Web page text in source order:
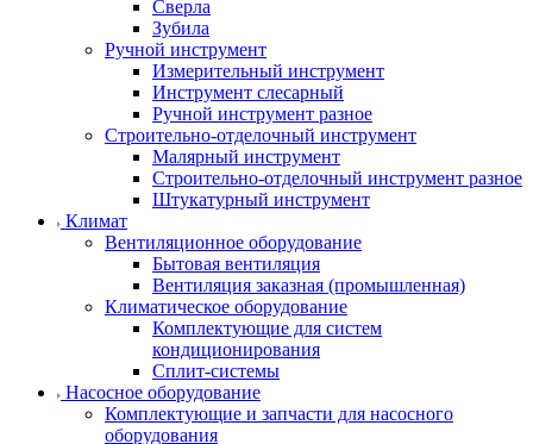
Сверла
Зубила
Ручной инструмент
Измерительный инструмент
Инструмент слесарный
Ручной инструмент разное
Строительно-отделочный инструмент
Малярный инструмент
Строительно-отделочный инструмент разное
Штукатурный инструмент
Климат
Вентиляционное оборудование
Бытовая вентиляция
Вентиляция заказная (промышленная)
Климатическое оборудование
Комплектующие для систем
кондиционирования
Сплит-системы
Насосное оборудование
Комплектующие и запчасти для насосного
оборудования